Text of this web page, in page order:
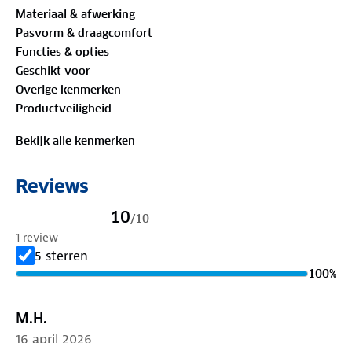
sportieve zomerse tocht?
Materiaal & afwerking
Pasvorm & draagcomfort
Functies & opties
Geschikt voor
Overige kenmerken
Productveiligheid
Bekijk alle kenmerken
Reviews
10/10
1 review
5 sterren
100%
M.H.
16 april 2026